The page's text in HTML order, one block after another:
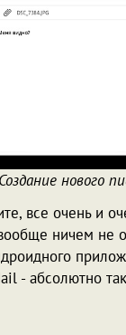
Создание нового
все очень и
ничем не
- абсолютно